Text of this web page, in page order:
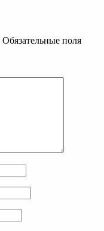
Обязательные поля